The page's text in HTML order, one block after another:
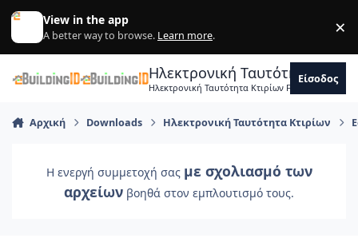
Skip to content
View in the app
A better way to browse. Learn more. ×
Ηλεκτρονική Ταυτότητα
Ηλεκτρονική Ταυτότητα Κτιρίων Forum
Είσοδος
Αρχική Downloads Ηλεκτρονική Ταυτότητα Κτιρίων
Η ενεργή συμμετοχή σας με σχολιασμό των
αρχείων βοηθά στον εμπλουτισμό τους.